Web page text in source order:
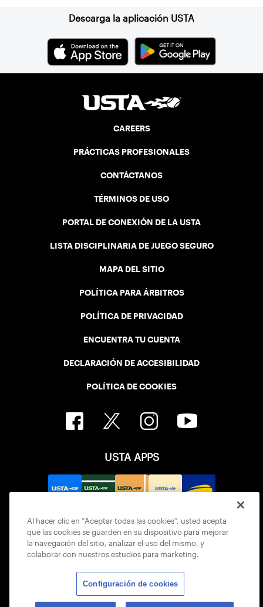
Descarga la aplicación USTA
CAREERS
PRÁCTICAS PROFESIONALES
CONTÁCTANOS
TÉRMINOS DE USO
PORTAL DE CONEXIÓN DE LA USTA
LISTA DISCIPLINARIA DE JUEGO SEGURO
MAPA DEL SITIO
POLÍTICA PARA ÁRBITROS
POLÍTICA DE PRIVACIDAD
ENCUENTRA TU CUENTA
DECLARACIÓN DE ACCESIBILIDAD
POLÍTICA DE COOKIES
USTA APPS
© 2026 USTA ALL RIGHTS RESERVED
Al hacer clic en “Aceptar todas las cookies”, usted acepta
que las cookies se guarden en su dispositivo para mejorar
la navegación del sitio, analizar el uso del mismo, y
colaborar con nuestros estudios para marketing.
Configuración de cookies